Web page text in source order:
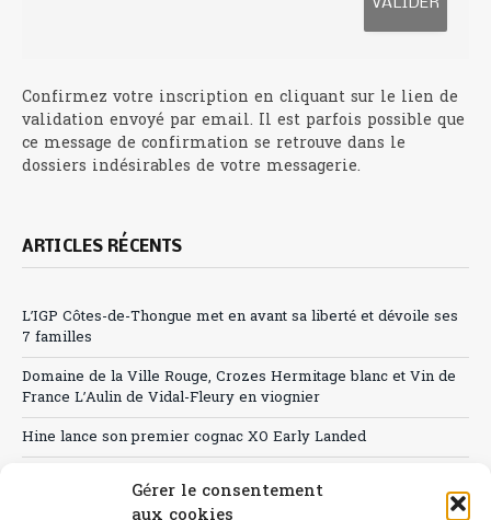
Gérer le consentement
Confirmez votre inscription en cliquant sur le lien de
validation envoyé par email. Il est parfois possible que
ce message de confirmation se retrouve dans le
dossiers indésirables de votre messagerie.
ARTICLES RÉCENTS
L’IGP Côtes-de-Thongue met en avant sa liberté et dévoile ses
7 familles
Domaine de la Ville Rouge, Crozes Hermitage blanc et Vin de
France L’Aulin de Vidal-Fleury en viognier
Hine lance son premier cognac XO Early Landed